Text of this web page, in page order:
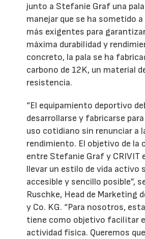
junto a Stefanie Graf una
manejar que se ha sometido a
más exigentes para
máxima durabilidad y
concreto, la pala se ha
carbono de 12K, un material
resistencia.
“El equipamiento deportivo
desarrollarse y fabricarse
uso cotidiano sin renunciar a
rendimiento. El objetivo de la
entre Stefanie Graf y CRIVIT
llevar un estilo de vida activo
accesible y sencillo posible”,
Ruschke, Head de Marketing
y Co. KG. “Para nosotros,
tiene como objetivo facilitar
actividad física. Queremos